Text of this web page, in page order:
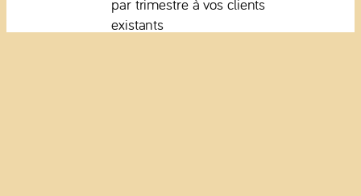
par trimestre à vos clients
existants